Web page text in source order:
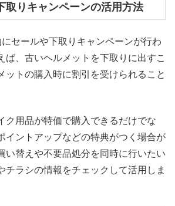
取りキャンペーンの活用方法
セールや下取りキャンペーンが行わ
ば、古いヘルメットを下取りに出すこ
ットの購入時に割引を受けられること
ク用品が特価で購入できるだけでな
イントアップなどの特典がつく場合が
い替えや不要品処分を同時に行いたい
チラシの情報をチェックして活用しま